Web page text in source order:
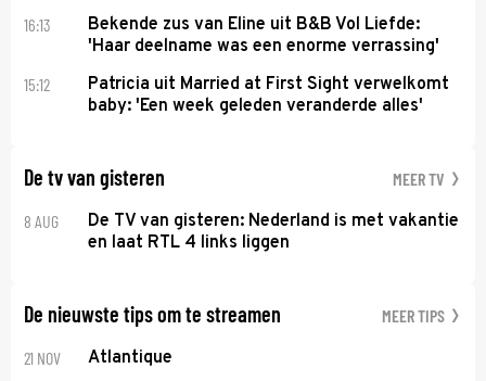
16:13
Bekende zus van Eline uit B&B Vol Liefde:
'Haar deelname was een enorme verrassing'
15:12
Patricia uit Married at First Sight verwelkomt
baby: 'Een week geleden veranderde alles'
De tv van gisteren MEER TV
8 AUG
De TV van gisteren: Nederland is met vakantie
en laat RTL 4 links liggen
De nieuwste tips om te streamen MEER TIPS
21 NOV Atlantique